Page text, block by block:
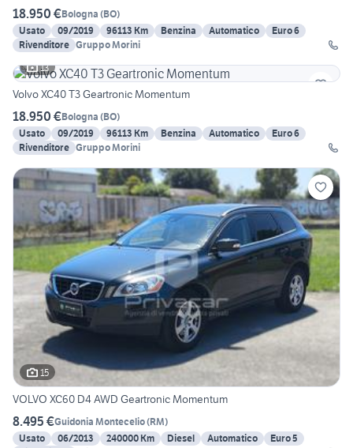
18.950 €Bologna (BO)
Usato
09/2019 96113 Km Benzina Automatico
Euro 6
Rivenditore Gruppo Morini
13
Volvo XC40 T3 Geartronic Momentum
18.950 €Bologna (BO)
Usato
09/2019 96113 Km Benzina Automatico
Euro 6
Rivenditore Gruppo Morini
15
VOLVO XC60 D4 AWD Geartronic Momentum
8.495 €Guidonia Montecelio(RM)
Usato
06/2013 240000 Km Diesel Automatico
Euro 5